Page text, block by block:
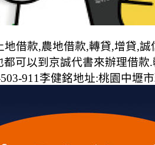
借款,農地借款,轉貸,增貸,
可以到京誠代書來辦理借
911李健銘地址:桃園中壢